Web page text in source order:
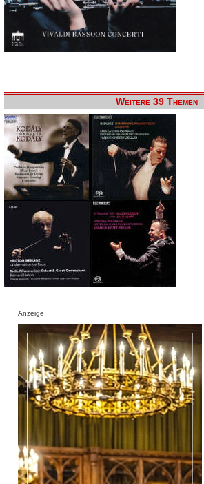
Weitere 39 Themen
Anzeige